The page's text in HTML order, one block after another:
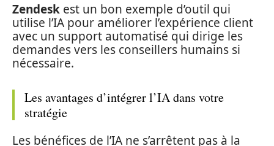
Zendesk est un bon exemple d’outil qui
utilise l’IA pour améliorer l’expérience client
avec un support automatisé qui dirige les
demandes vers les conseillers humains si
nécessaire.
Les avantages d’intégrer l’IA dans votre
stratégie
Les bénéfices de l’IA ne s’arrêtent pas à la